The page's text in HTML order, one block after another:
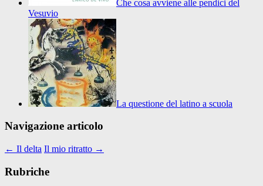
Che cosa avviene alle pendici del
Vesuvio
La questione del latino a scuola
Navigazione articolo
← Il delta Il mio ritratto →
Rubriche